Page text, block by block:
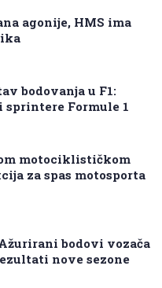
agonije, HMS ima
bodovanja u F1:
sprintere Formule 1
motociklističkom
za spas motosporta
Ažurirani bodovi vozača
nove sezone